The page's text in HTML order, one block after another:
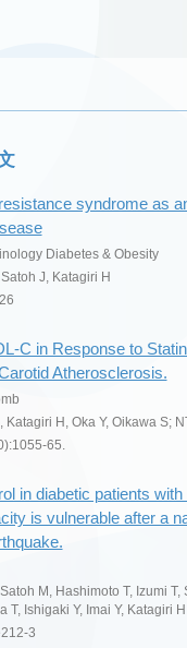
syndrome as
Diabetes & Obesity
J, Katagiri H
C in Response to
Atherosclerosis.
Katagiri H, Oka Y, Oikawa S;
65.
in diabetic patients
is vulnerable after a
M, Hashimoto T, Izumi
T, Ishigaki Y, Imai Y, Katagiri
3